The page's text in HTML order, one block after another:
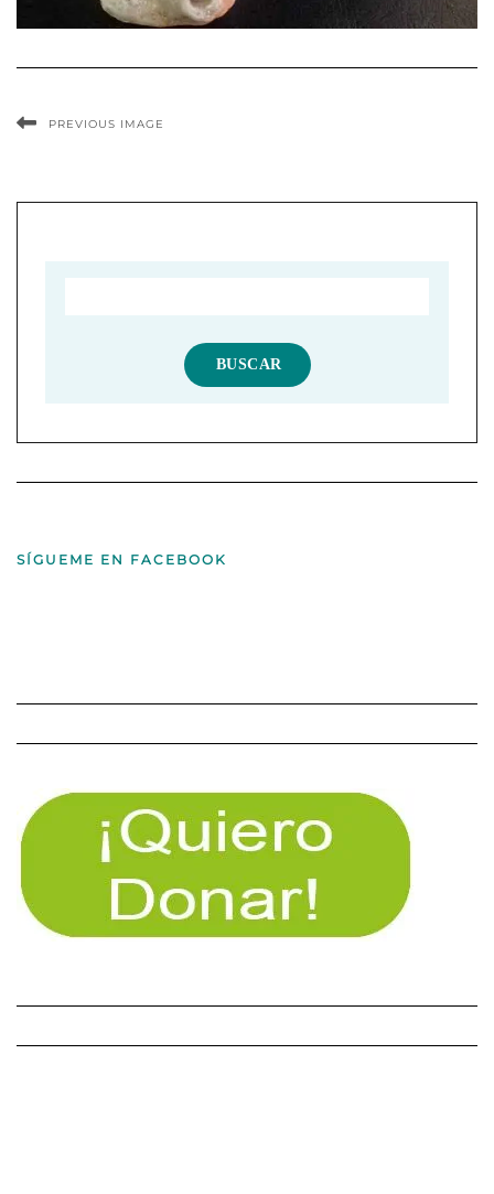
PREVIOUS IMAGE
SÍGUEME EN FACEBOOK